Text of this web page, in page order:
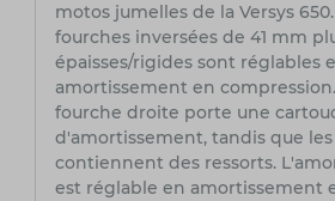
motos jumelles de la Versys
fourches inversées de 41 mm
épaisses/rigides sont réglables
amortissement en
fourche droite porte une
d'amortissement, tandis que
contiennent des ressorts.
est réglable en amortissement